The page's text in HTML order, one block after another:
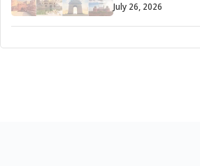
July 26, 2026